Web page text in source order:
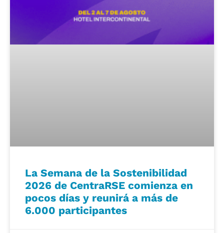
La Semana de la Sostenibilidad
2026 de CentraRSE comienza en
pocos días y reunirá a más de
6.000 participantes